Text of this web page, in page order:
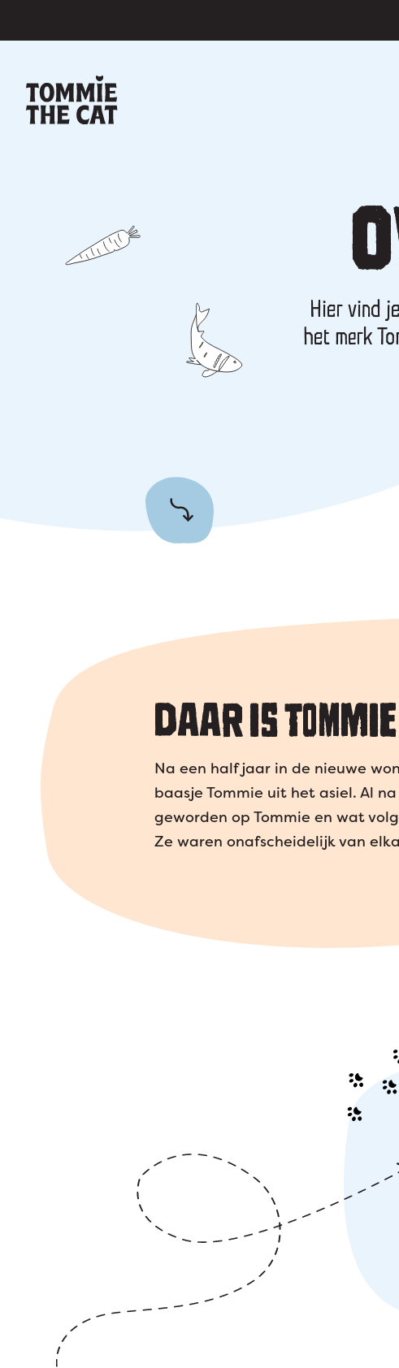
Hier vind
het merk
DAAR IS TOMMIE
Na een half jaar in de nieuwe
baasje Tommie uit het asiel. Al
geworden op Tommie en wat
Ze waren onafscheidelijk van